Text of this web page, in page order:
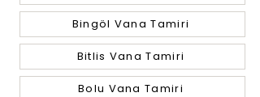
Bingöl Vana Tamiri
Bitlis Vana Tamiri
Bolu Vana Tamiri